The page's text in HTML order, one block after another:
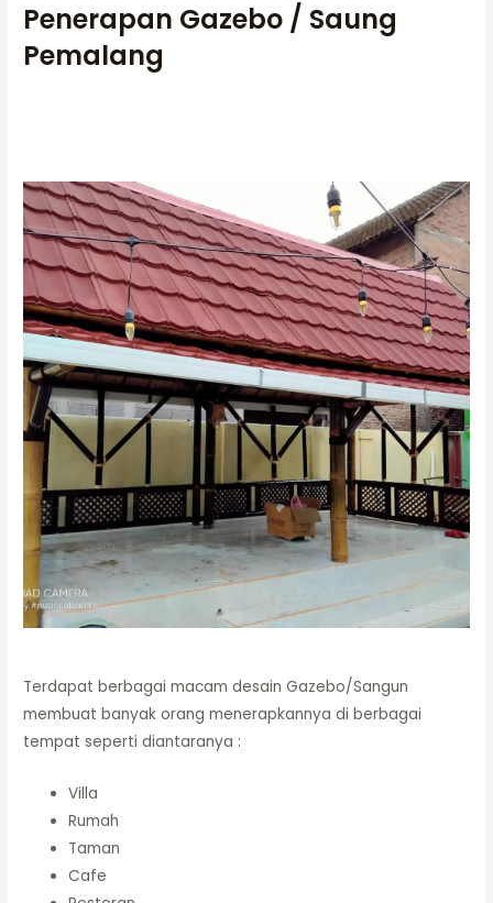
Penerapan Gazebo / Saung
Pemalang
Terdapat berbagai macam desain Gazebo/Sangun
membuat banyak orang menerapkannya di berbagai
tempat seperti diantaranya :
Villa
Rumah
Taman
Cafe